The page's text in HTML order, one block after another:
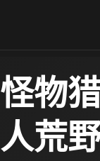
怪物
人荒